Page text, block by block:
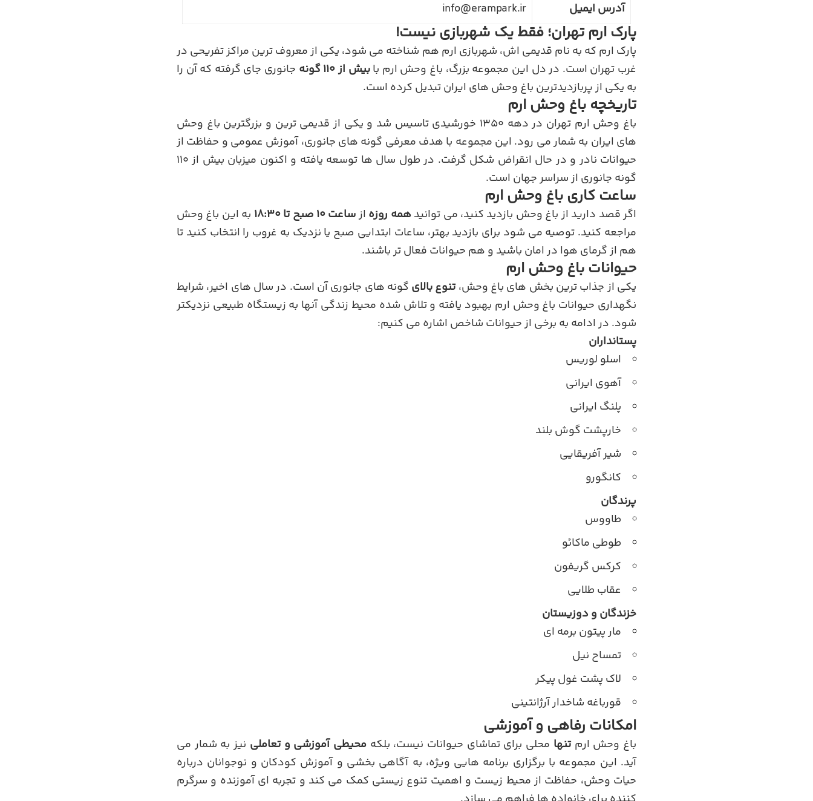
آدرس ایمیل
info@erampark.ir
پارک ارم تهران؛ فقط یک شهربازی نیست!
پارک ارم که به نام قدیمی اش، شهربازی ارم هم شناخته می شود، یکی از معروف ترین مراکز تفریحی در
غرب تهران است. در دل این مجموعه بزرگ، باغ وحش ارم بابیش از 110 گونه
جانوری جای گرفته که آن را
به یکی از پربازدیدترین باغ وحش های ایران تبدیل کرده است.
تاریخچه باغ وحش ارم
باغ وحش ارم تهران در دهه 1350 خورشیدی تاسیس شد و یکی از قدیمی ترین و بزرگترین باغ وحش
های ایران به شمار می رود. این مجموعه با هدف معرفی گونه های جانوری، آموزش عمومی و حفاظت از
حیوانات نادر و در حال انقراض شکل گرفت. در طول سال ها توسعه یافته و اکنون میزبان بیش از 110
گونه جانوری از سراسر جهان است.
ساعت کاری باغ وحش ارم
اگر قصد دارید از باغ وحش بازدید کنید، می توانید همه روزه ازساعت 10 صبح تا 18:30
به این باغ وحش
مراجعه کنید. توصیه می شود برای بازدید بهتر، ساعات ابتدایی صبح یا نزدیک به غروب را انتخاب کنید تا
هم از گرمای هوا در امان باشید و هم حیوانات فعال تر باشند.
حیوانات باغ وحش ارم
یکی از جذاب ترین بخش های باغ وحش،تنوع بالای گونه های جانوری آن است. در سال های اخیر، شرایط
نگهداری حیوانات باغ وحش ارم بهبود یافته و تلاش شده محیط زندگی آنها به زیستگاه طبیعی نزدیکتر
شود. در ادامه به برخی از حیوانات شاخص اشاره می کنیم:
پستانداران
اسلو لوریس
آهوی ایرانی
پلنگ ایرانی
خارپشت گوش بلند
شیر آفریقایی
کانگورو
پرندگان
طاووس
طوطی ماکائو
کرکس گریفون
عقاب طلایی
خزندگان و دوزیستان
مار پیتون برمه ای
تمساح نیل
لاک پشت غول پیکر
قورباغه شاخدار آرژانتینی
امکانات رفاهی و آموزشی
باغ وحش ارم تنها محلی برای تماشای حیوانات نیست، بلکهمحیطی آموزشی و تعاملی نیز به شمار می
آید. این مجموعه با برگزاری برنامه هایی ویژه، به آگاهی بخشی و آموزش کودکان و نوجوانان درباره
حیات وحش، حفاظت از محیط زیست و اهمیت تنوع زیستی کمک می کند و تجربه ای آموزنده و سرگرم